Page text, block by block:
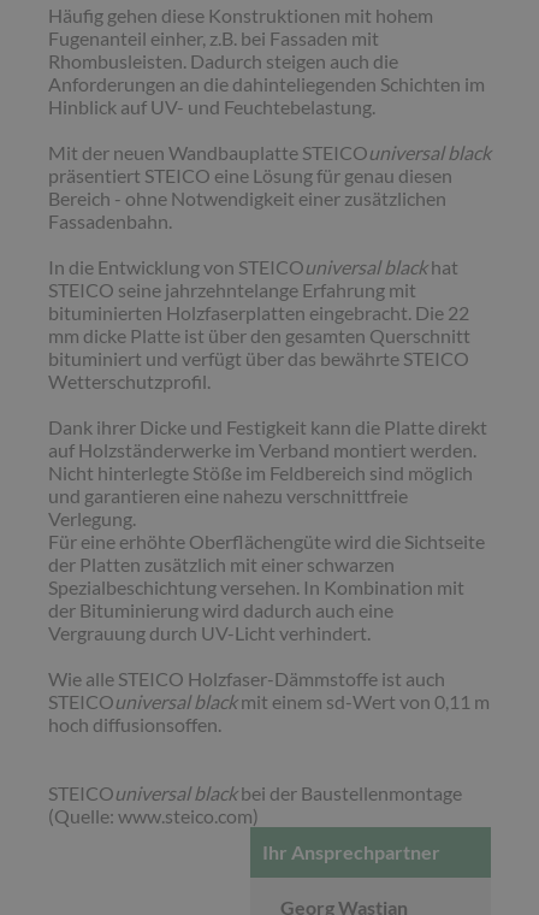
Häufig gehen diese Konstruktionen mit hohem
Fugenanteil einher, z.B. bei Fassaden mit
Rhombusleisten. Dadurch steigen auch die
Anforderungen an die dahinteliegenden Schichten im
Hinblick auf UV- und Feuchtebelastung.
Mit der neuen Wandbauplatte STEICOuniversal black
präsentiert STEICO eine Lösung für genau diesen
Bereich - ohne Notwendigkeit einer zusätzlichen
Fassadenbahn.
In die Entwicklung von STEICOuniversal blackhat
STEICO seine jahrzehntelange Erfahrung mit
bituminierten Holzfaserplatten eingebracht. Die 22
mm dicke Platte ist über den gesamten Querschnitt
bituminiert und verfügt über das bewährte STEICO
Wetterschutzprofil.
Dank ihrer Dicke und Festigkeit kann die Platte direkt
auf Holzständerwerke im Verband montiert werden.
Nicht hinterlegte Stöße im Feldbereich sind möglich
und garantieren eine nahezu verschnittfreie
Verlegung.
Für eine erhöhte Oberflächengüte wird die Sichtseite
der Platten zusätzlich mit einer schwarzen
Spezialbeschichtung versehen. In Kombination mit
der Bituminierung wird dadurch auch eine
Vergrauung durch UV-Licht verhindert.
Wie alle STEICO Holzfaser-Dämmstoffe ist auch
STEICOuniversal blackmit einem sd-Wert von 0,11 m
hoch diffusionsoffen.
STEICOuniversal blackbei der Baustellenmontage
(Quelle: www.steico.com)
Ihr Ansprechpartner
Georg Wastian